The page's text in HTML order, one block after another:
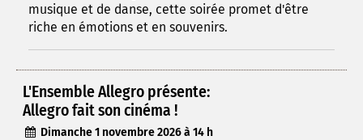
musique et de danse, cette soirée promet d'être
riche en émotions et en souvenirs.
L'Ensemble Allegro présente:
Allegro fait son cinéma !
Dimanche 1 novembre 2026 à 14 h